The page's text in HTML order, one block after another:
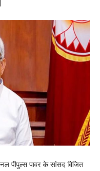
पीपुल्स पावर के सांसद विजित